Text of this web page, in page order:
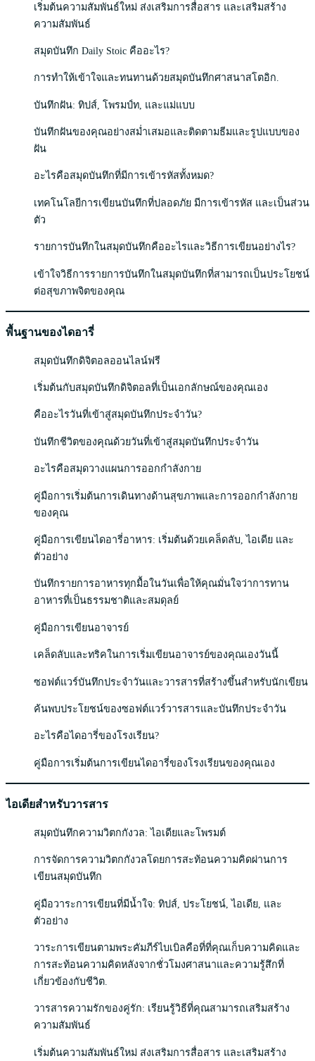
เริ่มต้นความสัมพันธ์ใหม่ ส่งเสริมการสื่อสาร และเสริมสร้าง
ความสัมพันธ์
สมุดบันทึก Daily Stoic คืออะไร?
การทำให้เข้าใจและทนทานด้วยสมุดบันทึกศาสนาสโตอิก.
บันทึกฝัน: ทิปส์, โพรมป์ท, และแม่แบบ
บันทึกฝันของคุณอย่างสม่ำเสมอและติดตามธีมและรูปแบบของ
ฝัน
อะไรคือสมุดบันทึกที่มีการเข้ารหัสทั้งหมด?
เทคโนโลยีการเขียนบันทึกที่ปลอดภัย มีการเข้ารหัส และเป็นส่วน
ตัว
รายการบันทึกในสมุดบันทึกคืออะไรและวิธีการเขียนอย่างไร?
เข้าใจวิธีการรายการบันทึกในสมุดบันทึกที่สามารถเป็นประโยชน์
ต่อสุขภาพจิตของคุณ
พื้นฐานของไดอารี่
สมุดบันทึกดิจิตอลออนไลน์ฟรี
เริ่มต้นกับสมุดบันทึกดิจิตอลที่เป็นเอกลักษณ์ของคุณเอง
คืออะไรวันที่เข้าสู่สมุดบันทึกประจำวัน?
บันทึกชีวิตของคุณด้วยวันที่เข้าสู่สมุดบันทึกประจำวัน
อะไรคือสมุดวางแผนการออกกำลังกาย
คู่มือการเริ่มต้นการเดินทางด้านสุขภาพและการออกกำลังกาย
ของคุณ
คู่มือการเขียนไดอารี่อาหาร: เริ่มต้นด้วยเคล็ดลับ, ไอเดีย และ
ตัวอย่าง
บันทึกรายการอาหารทุกมื้อในวันเพื่อให้คุณมั่นใจว่าการทาน
อาหารที่เป็นธรรมชาติและสมดุลย์
คู่มือการเขียนอาจารย์
เคล็ดลับและทริคในการเริ่มเขียนอาจารย์ของคุณเองวันนี้
ซอฟต์แวร์บันทึกประจำวันและวารสารที่สร้างขึ้นสำหรับนักเขียน
ค้นพบประโยชน์ของซอฟต์แวร์วารสารและบันทึกประจำวัน
อะไรคือไดอารี่ของโรงเรียน?
คู่มือการเริ่มต้นการเขียนไดอารี่ของโรงเรียนของคุณเอง
ไอเดียสำหรับวารสาร
สมุดบันทึกความวิตกกังวล: ไอเดียและโพรมต์
การจัดการความวิตกกังวลโดยการสะท้อนความคิดผ่านการ
เขียนสมุดบันทึก
คู่มือวาระการเขียนที่มีน้ำใจ: ทิปส์, ประโยชน์, ไอเดีย, และ
ตัวอย่าง
วาระการเขียนตามพระคัมภีร์ไบเบิลคือที่ที่คุณเก็บความคิดและ
การสะท้อนความคิดหลังจากชั่วโมงศาสนาและความรู้สึกที่
เกี่ยวข้องกับชีวิต.
วารสารความรักของคู่รัก: เรียนรู้วิธีที่คุณสามารถเสริมสร้าง
ความสัมพันธ์
เริ่มต้นความสัมพันธ์ใหม่ ส่งเสริมการสื่อสาร และเสริมสร้าง